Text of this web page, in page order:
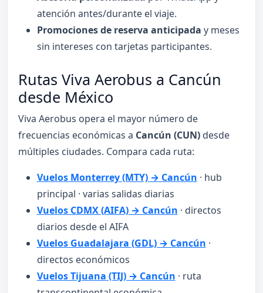
atención antes/durante el viaje.
Promociones de reserva anticipada y meses
sin intereses con tarjetas participantes.
Rutas Viva Aerobus a Cancún
desde México
Viva Aerobus opera el mayor número de
frecuencias económicas a Cancún (CUN)desde
múltiples ciudades. Compara cada ruta:
Vuelos Monterrey (MTY) → Cancún · hub
principal · varias salidas diarias
Vuelos CDMX (AIFA) → Cancún · directos
diarios desde el AIFA
Vuelos Guadalajara (GDL) → Cancún ·
directos económicos
Vuelos Tijuana (TIJ) → Cancún · ruta